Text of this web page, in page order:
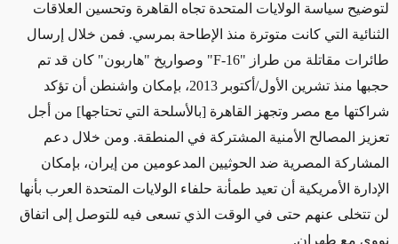
لتوضيح سياسة الولايات المتحدة تجاه القاهرة وتحسين العلاقات
الثنائية التي كانت متوترة منذ الإطاحة بمرسي. فمن خلال إرسال
طائرات مقاتلة من طراز "F-16" وصواريخ "هاربون" كان قد تم
حجبها منذ تشرين الأول/أكتوبر 2013، بإمكان واشنطن أن تؤكد
شراكتها مع مصر وتجهز القاهرة [بالأسلحة التي تحتاجها] من أجل
تعزيز المصالح الأمنية المشتركة في المنطقة. ومن خلال دعم
المشاركة المصرية ضد الحوثيين المدعومين من إيران، بإمكان
الإدارة الأمريكية أن تعيد طمأنة حلفاء الولايات المتحدة العرب بأنها
لن تتخلى عنهم حتى في الوقت الذي تسعى فيه للتوصل إلى اتفاق
نووي مع طهران.